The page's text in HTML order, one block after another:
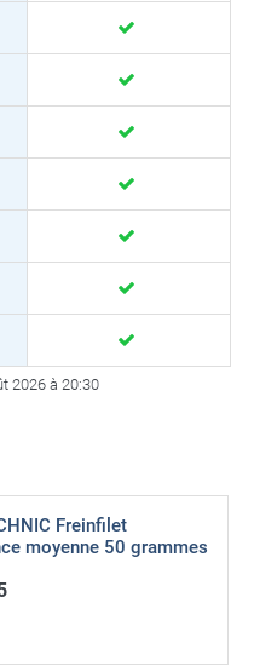
2026 à 20:30
Freinfilet
moyenne 50 grammes